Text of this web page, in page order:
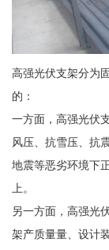
高强光伏支架分为
的：
一方面，高强光伏
风压、抗雪压、抗
地震等恶劣环境下
上。
另一方面，高强光
架产质量量、设计